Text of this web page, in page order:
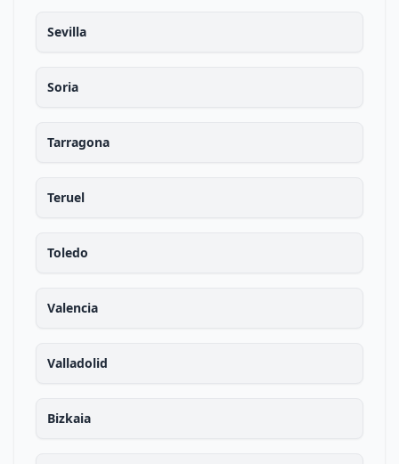
Sevilla
Soria
Tarragona
Teruel
Toledo
Valencia
Valladolid
Bizkaia